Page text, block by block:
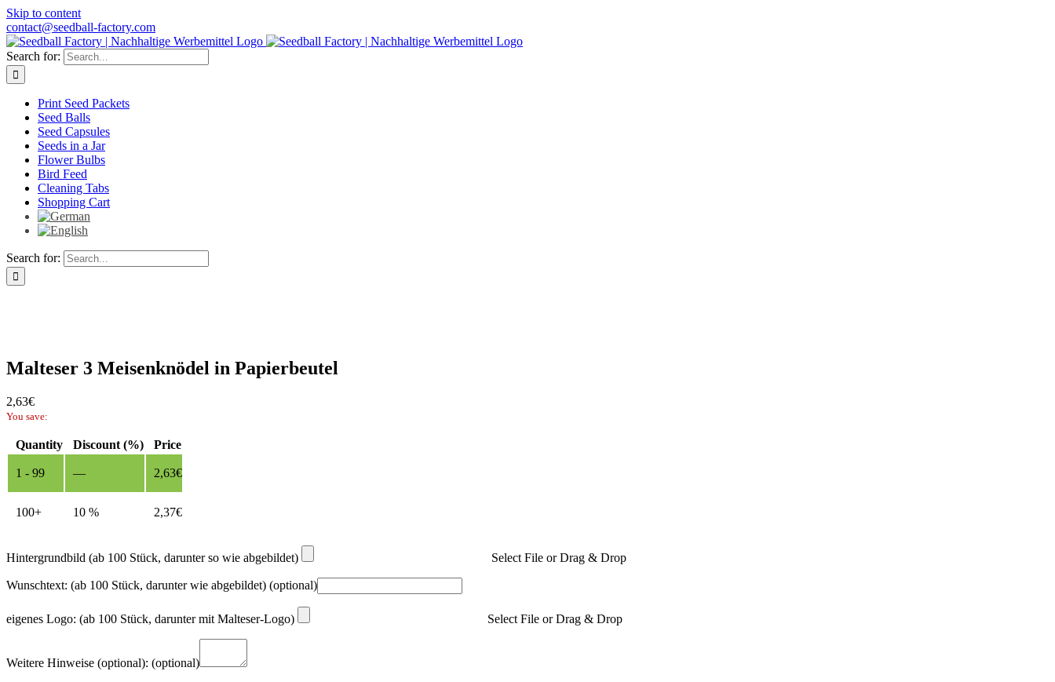
Skip to content
contact@seedball-factory.com
Search for:
Print Seed Packets
Seed Balls
Seed Capsules
Seeds in a Jar
Flower Bulbs
Bird Feed
Cleaning Tabs
Shopping Cart
Search for:
Malteser 3 Meisenknödel in Papierbeutel
2,63€
You save:
Quantity Discount (%) Price
1 - 99 — 2,63€
100+ 10 % 2,37€
Hintergrundbild (ab 100 Stück, darunter so wie abgebildet) Select File or Drag & Drop
Wunschtext: (ab 100 Stück, darunter wie abgebildet) (optional)
eigenes Logo: (ab 100 Stück, darunter mit Malteser-Logo) Select File or Drag & Drop
Weitere Hinweise (optional): (optional)